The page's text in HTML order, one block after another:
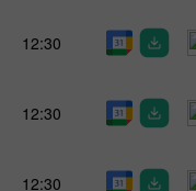
12:30
12:30
12:30